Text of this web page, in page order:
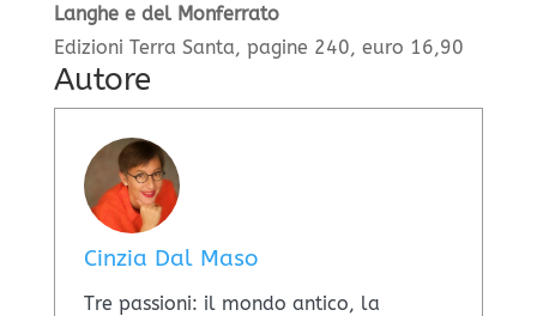
Langhe e del Monferrato
Edizioni Terra Santa, pagine 240, euro 16,90
Autore
Cinzia Dal Maso
​Tre passioni: il mondo antico, la